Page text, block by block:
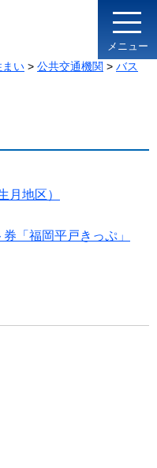
メニュー
まい > 公共交通機関 > バス
月地区）
「福岡平戸きっぷ」